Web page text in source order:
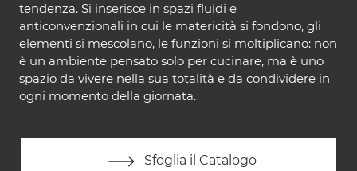
tendenza. Si inserisce in spazi fluidi e
anticonvenzionali in cui le matericità si fondono, gli
elementi si mescolano, le funzioni si moltiplicano: non
è un ambiente pensato solo per cucinare, ma è uno
spazio da vivere nella sua totalità e da condividere in
ogni momento della giornata.
Sfoglia il Catalogo